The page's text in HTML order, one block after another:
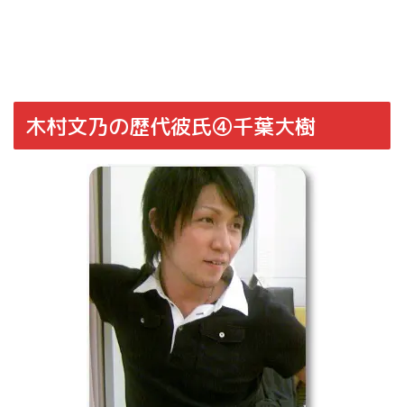
木村文乃の歴代彼氏④千葉大樹